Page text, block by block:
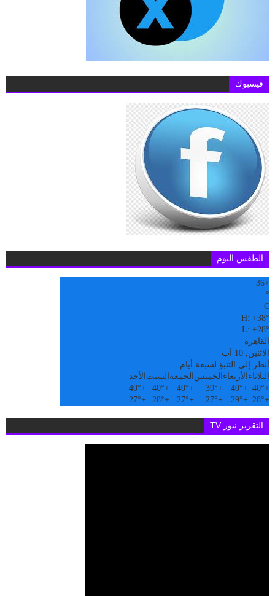
فيسبوك
الطقس اليوم
+
36
°
C
H:+38°
L:+28°
القاهرة
الاثنين, 10 آب
أنظر إلى التنبؤ لسبعة أيام
الثلاثاء الأربعاء الخميس الجمعة السبت الأحد
+
40°
+
40°
+
39°
+
40°
+
40°
+
40°
+
28°
+
29°
+
27°
+
27°
+
28°
+
27°
التقرير نيوز TV